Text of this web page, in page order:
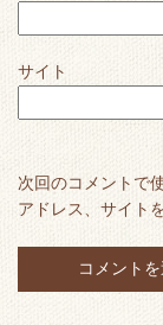
サイト
次回のコメントで
アドレス、サイト